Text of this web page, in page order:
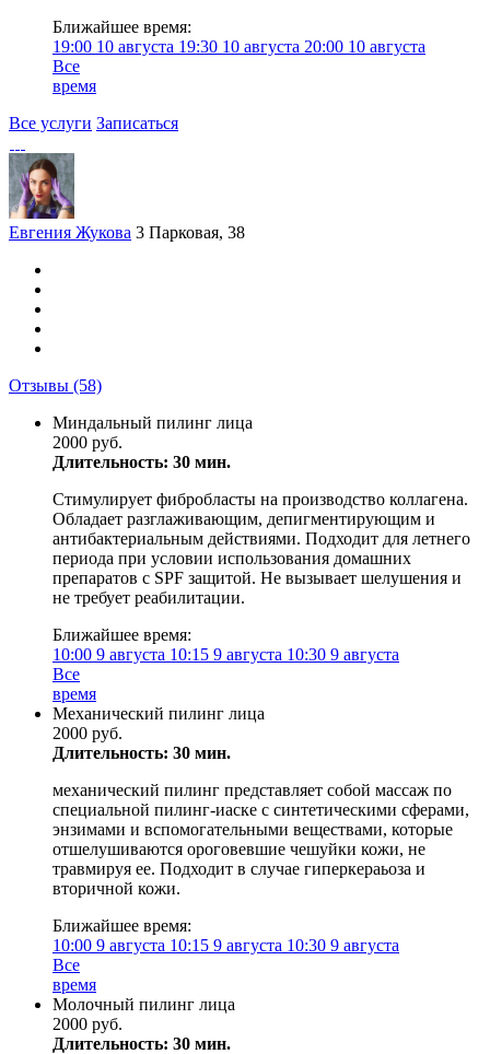
Ближайшее время:
19:00 10 августа 19:30 10 августа 20:00 10 августа
Все
время
Все услуги Записаться
Евгения Жукова 3 Парковая, 38
Отзывы (58)
Миндальный пилинг лица
2000 руб.
Длительность: 30 мин.
Стимулирует фибробласты на производство коллагена.
Обладает разглаживающим, депигментирующим и
антибактериальным действиями. Подходит для летнего
периода при условии использования домашних
препаратов с SPF защитой. Не вызывает шелушения и
не требует реабилитации.
Ближайшее время:
10:00 9 августа 10:15 9 августа 10:30 9 августа
Все
время
Механический пилинг лица
2000 руб.
Длительность: 30 мин.
механический пилинг представляет собой массаж по
специальной пилинг-иаске с синтетическими сферами,
энзимами и вспомогательными веществами, которые
отшелушиваются ороговевшие чешуйки кожи, не
травмируя ее. Подходит в случае гиперкераьоза и
вторичной кожи.
Ближайшее время:
10:00 9 августа 10:15 9 августа 10:30 9 августа
Все
время
Молочный пилинг лица
2000 руб.
Длительность: 30 мин.